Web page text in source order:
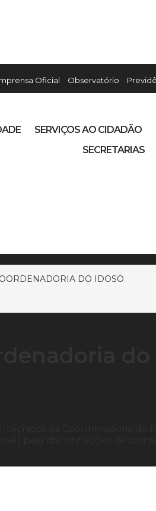
Oficial Observatório
SERVIÇOS AO CIDADÃO
SECRETARIAS
DO IDOSO